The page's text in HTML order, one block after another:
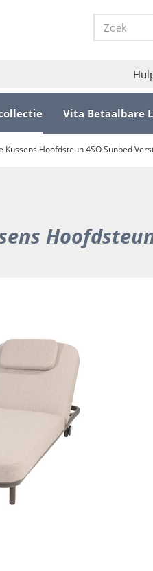
Kussens Hoofdsteun 4SO Sunbed
Vita Betaalbare